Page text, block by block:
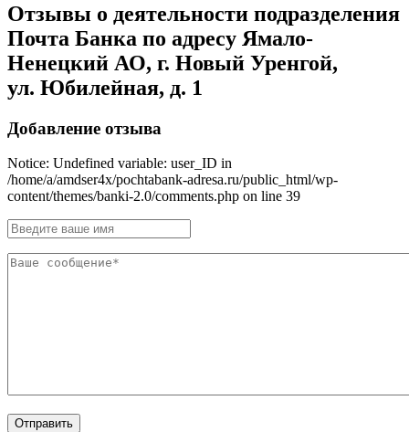
Отзывы о деятельности подразделения
Почта Банка по адресу Ямало-
Ненецкий АО, г. Новый Уренгой,
ул. Юбилейная, д. 1
Добавление отзыва
Notice: Undefined variable: user_ID in
/home/a/amdser4x/pochtabank-adresa.ru/public_html/wp-
content/themes/banki-2.0/comments.php on line 39
Отправить